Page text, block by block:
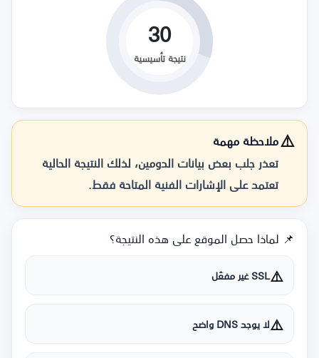
30
نتيجة تأسيسية
⚠️ملاحظة مهمة
تعذر جلب بعض بيانات الدومين، لذلك النتيجة الحالية
تعتمد على الإشارات الفنية المتاحة فقط.
📌 لماذا حصل الموقع على هذه النتيجة؟
⚠️SSL غير مفعّل
⚠️لا يوجد DNS واضح